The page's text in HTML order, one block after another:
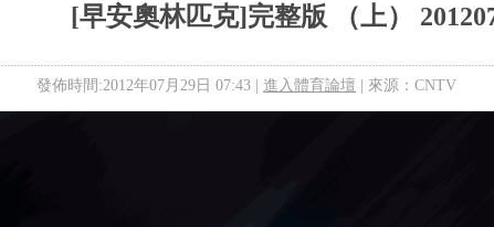
[早安奧林匹克]完整版 （上）
發佈時間:2012年07月29日 07:43 | 進入體育論壇 | 來源：CNTV